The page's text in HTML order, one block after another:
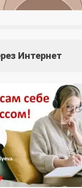
Интернет